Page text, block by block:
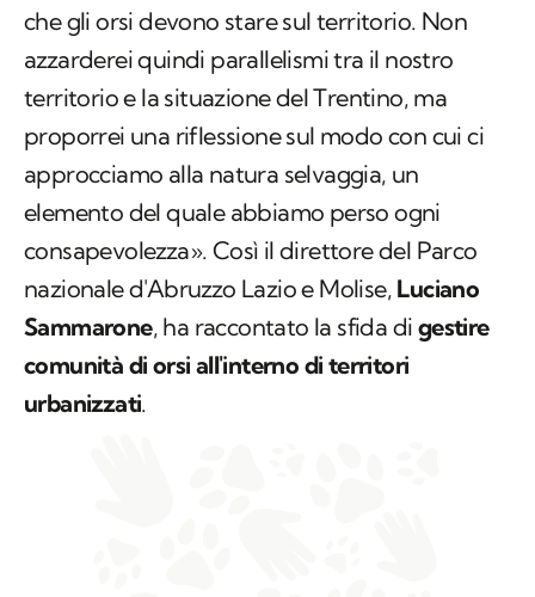
che gli orsi devono stare sul territorio. Non
azzarderei quindi parallelismi tra il nostro
territorio e la situazione del Trentino, ma
proporrei una riflessione sul modo con cui ci
approcciamo alla natura selvaggia, un
elemento del quale abbiamo perso ogni
consapevolezza». Così il direttore del Parco
nazionale d'Abruzzo Lazio e Molise, Luciano
Sammarone, ha raccontato la sfida di gestire
comunità di orsi all'interno di territori
urbanizzati.